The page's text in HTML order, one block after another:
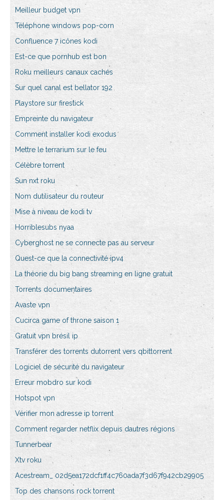
Meilleur budget vpn
Téléphone windows pop-corn
Confluence 7 icônes kodi
Est-ce que pornhub est bon
Roku meilleurs canaux cachés
Sur quel canal est bellator 192
Playstore sur firestick
Empreinte du navigateur
Comment installer kodi exodus
Mettre le terrarium sur le feu
Célèbre torrent
Sun nxt roku
Nom dutilisateur du routeur
Mise à niveau de kodi tv
Horriblesubs nyaa
Cyberghost ne se connecte pas au serveur
Quest-ce que la connectivité ipv4
La théorie du big bang streaming en ligne gratuit
Torrents documentaires
Avaste vpn
Cucirca game of throne saison 1
Gratuit vpn brésil ip
Transférer des torrents dutorrent vers qbittorrent
Logiciel de sécurité du navigateur
Erreur mobdro sur kodi
Hotspot vpn
Vérifier mon adresse ip torrent
Comment regarder netflix depuis dautres régions
Tunnerbear
Xtv roku
Acestream_ 02d5ea172dcf1ff4c760ada7f3d67f942cb29905
Top des chansons rock torrent